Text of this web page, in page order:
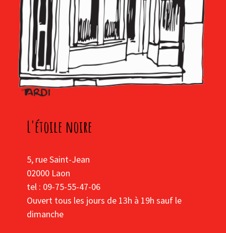
L'étoile noire
5, rue Saint-Jean
02000 Laon
tel : 09-75-55-47-06
Ouvert tous les jours de 13h à 19h sauf le
dimanche